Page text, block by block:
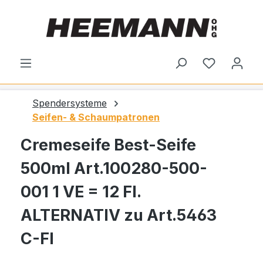
Du hast 0
Spendersysteme
Seifen- & Schaumpatronen
Cremeseife Best-Seife
500ml Art.100280-500-
001 1 VE = 12 Fl.
ALTERNATIV zu Art.5463
C-Fl